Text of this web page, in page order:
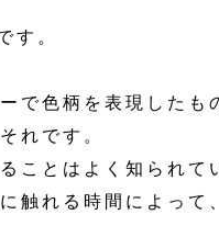
す。
で色柄を表現したも
れです。
ことはよく知られて
触れる時間によって